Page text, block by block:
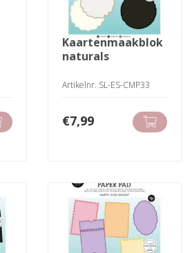
kaartenmaakblok
naturals
Artikelnr. SL-ES-CMP33
€7,99